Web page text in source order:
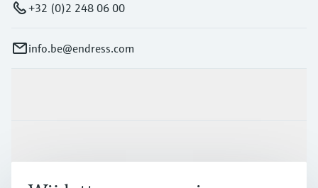
+32 (0)2 248 06 00
info.be@endress.com